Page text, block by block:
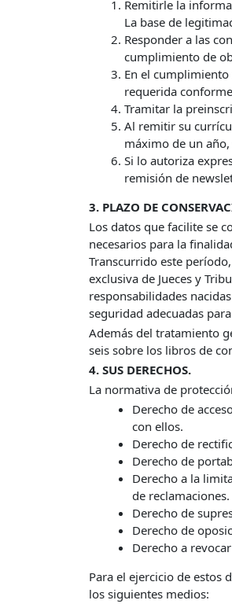
Remitirle la
La base de
Responder a las
cumplimiento de
En el
requerida
Tramitar la
Al remitir su
máximo de un
Si lo autoriza
remisión de
3. PLAZO DE
Los datos que facilite se
necesarios para la
Transcurrido este
exclusiva de Jueces y
responsabilidades
seguridad adecuadas
Además del tratamiento
seis sobre los libros de
4. SUS DERECHOS.
La normativa de
Derecho de
con ellos.
Derecho de
Derecho de
Derecho a la
de reclamaciones.
Derecho de
Derecho de
Derecho a
Para el ejercicio de estos
los siguientes medios: